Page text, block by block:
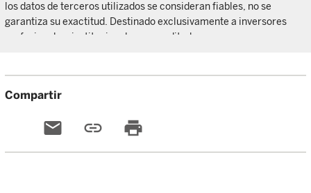
los datos de terceros utilizados se consideran fiables, no se
garantiza su exactitud. Destinado exclusivamente a inversores
profesionales, institucionales o acreditados.
Compartir
email link print